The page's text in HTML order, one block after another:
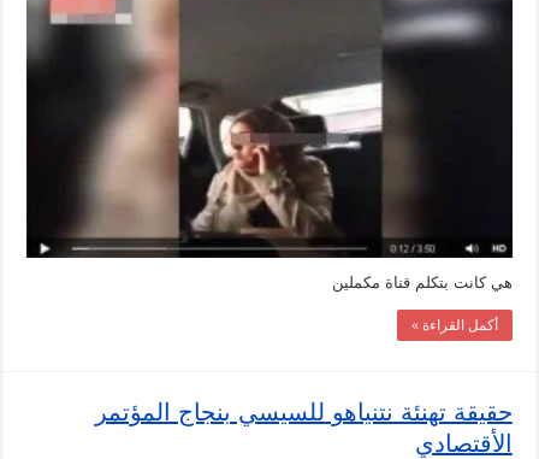
هي كانت بتكلم قناة مكملين
أكمل القراءة »
حقيقة تهنئة نتنياهو للسيسي بنجاج المؤتمر
الأقتصادي